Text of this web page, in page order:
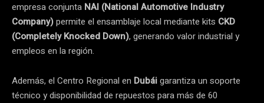
empresa conjunta NAI (National Automotive Industry
Company)permite el ensamblaje local mediante kits CKD
(Completely Knocked Down), generando valor industrial y
empleos en la región.
Además, el Centro Regional en Dubáigarantiza un soporte
técnico y disponibilidad de repuestos para más de 60